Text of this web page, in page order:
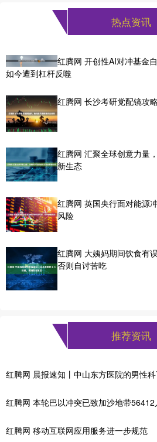
热点资讯
红腾网 开创性AI对冲基金
如今遭到杠杆反噬
红腾网 长沙考研党配镜攻
红腾网 汇聚全球创意力量
新生态
红腾网 英国央行面对能源
风险
红腾网 大姨妈期间饮食有
否则自讨苦吃
推荐资讯
红腾网 晨报速知丨中山东方医院的男性
红腾网 本轮巴以冲突已致加沙地带56412
红腾网 移动互联网应用服务进一步规范